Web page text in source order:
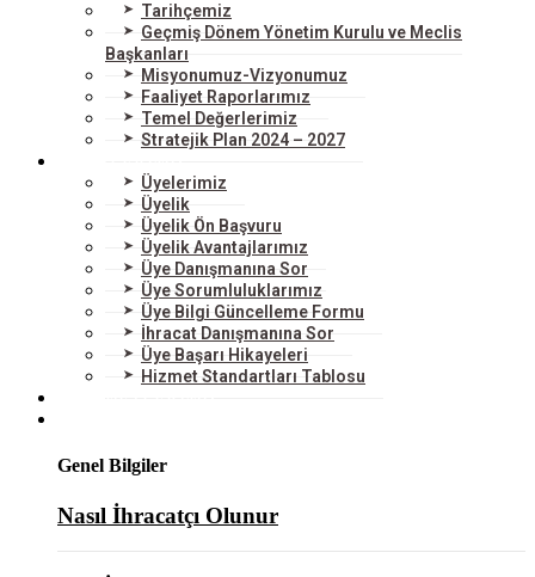
Tarihçemiz
Geçmiş Dönem Yönetim Kurulu ve Meclis
Başkanları
Misyonumuz-Vizyonumuz
Faaliyet Raporlarımız
Temel Değerlerimiz
Stratejik Plan 2024 – 2027
Üyelerimiz
Üyelik
Üyelik Ön Başvuru
Üyelik Avantajlarımız
Üye Danışmanına Sor
Üye Sorumluluklarımız
Üye Bilgi Güncelleme Formu
İhracat Danışmanına Sor
Üye Başarı Hikayeleri
Hizmet Standartları Tablosu
Genel Bilgiler
Nasıl İhracatçı Olunur